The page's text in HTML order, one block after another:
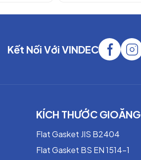
Kết Nối Với VINDEC
KÍCH THƯỚC GIOĂNG
Flat Gasket JIS B2404
Flat Gasket BS EN 1514-1